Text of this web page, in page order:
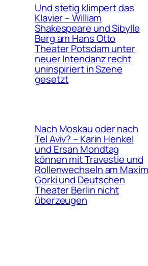
Und stetig klimpert das
Klavier – William
Shakespeare und Sibylle
Berg am Hans Otto
Theater Potsdam unter
neuer Intendanz recht
uninspiriert in Szene
gesetzt
Nach Moskau oder nach
Tel Aviv? – Karin Henkel
und Ersan Mondtag
können mit Travestie und
Rollenwechseln am Maxim
Gorki und Deutschen
Theater Berlin nicht
überzeugen